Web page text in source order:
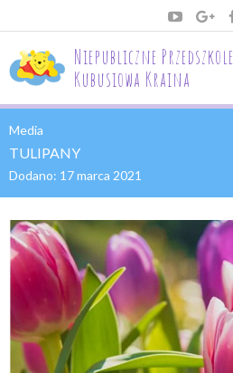
Niepubliczne Przedszkole
Kubusiowa Kraina
Media
TULIPANY
Dodano: 17 marca 2021